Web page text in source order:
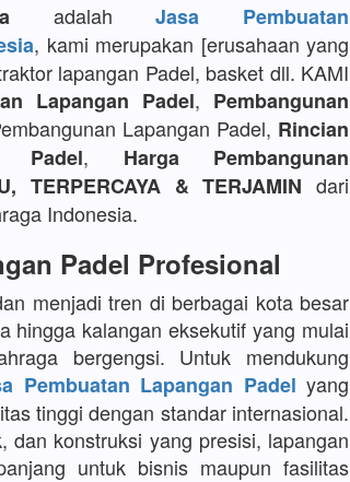
adalahJasa Pembuatan
, kami merupakan [erusahaan yang
lapangan Padel, basket dll. KAMI
Lapangan Padel, Pembangunan
Lapangan Padel, Rincian
Padel, Harga Pembangunan
TERPERCAYA & TERJAMIN dari
Indonesia.
Padel Profesional
menjadi tren di berbagai kota besar
hingga kalangan eksekutif yang mulai
bergengsi. Untuk mendukung
Pembuatan Lapangan Padel yang
tinggi dengan standar internasional.
dan konstruksi yang presisi, lapangan
untuk bisnis maupun fasilitas